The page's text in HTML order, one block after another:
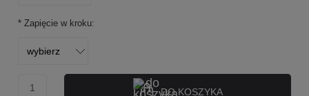
* Zapięcie w kroku:
DO KOSZYKA